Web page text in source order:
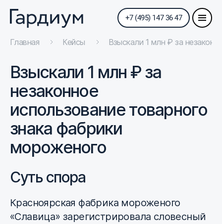
+7 (495) 147 36 47
Главная Кейсы Взыскали 1 млн ₽ за
Взыскали 1 млн ₽ за
незаконное
использование товарного
знака фабрики
мороженого
Суть спора
Красноярская фабрика мороженого
«Славица» зарегистрировала словесный